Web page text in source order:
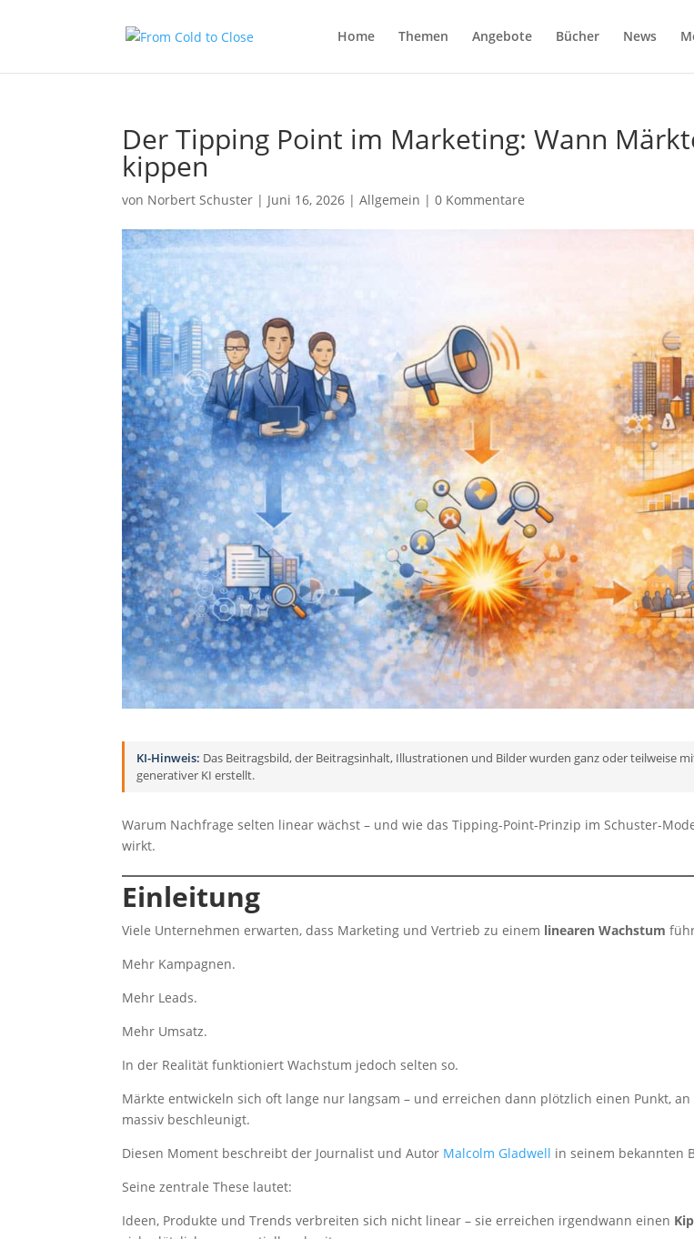
Home Themen Angebote Bücher News
Der Tipping Point im Marketing: Wann
kippen
von Norbert Schuster | Juni 16, 2026 |Allgemein |0 Kommentare
KI-Hinweis: Das Beitragsbild, der Beitragsinhalt, Illustrationen und Bilder wurden ganz oder teilweise
generativer KI erstellt.
Warum Nachfrage selten linear wächst – und wie das Tipping-Point-Prinzip im Schuster-
wirkt.
Einleitung
Viele Unternehmen erwarten, dass Marketing und Vertrieb zu einem linearen Wachstum
Mehr Kampagnen.
Mehr Leads.
Mehr Umsatz.
In der Realität funktioniert Wachstum jedoch selten so.
Märkte entwickeln sich oft lange nur langsam – und erreichen dann plötzlich einen Punkt,
massiv beschleunigt.
Diesen Moment beschreibt der Journalist und Autor Malcolm Gladwell in seinem bekannten
Seine zentrale These lautet:
Ideen, Produkte und Trends verbreiten sich nicht linear – sie erreichen irgendwann einen